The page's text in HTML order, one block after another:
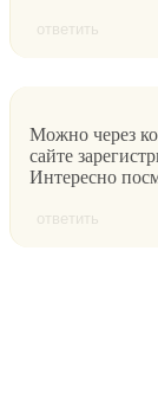
ответить
Можно через
сайте
Интересно
ответить